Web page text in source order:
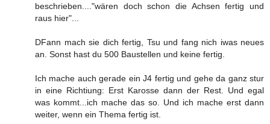
beschrieben...."wären doch schon die Achsen fertig und
raus hier"...
DFann mach sie dich fertig, Tsu und fang nich iwas neues
an. Sonst hast du 500 Baustellen und keine fertig.
Ich mache auch gerade ein J4 fertig und gehe da ganz stur
in eine Richtiung: Erst Karosse dann der Rest. Und egal
was kommt...ich mache das so. Und ich mache erst dann
weiter, wenn ein Thema fertig ist.